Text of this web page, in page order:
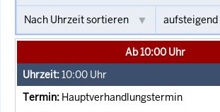
Ab 10:00 Uhr
10:00 Uhr
Hauptverhandlungstermin